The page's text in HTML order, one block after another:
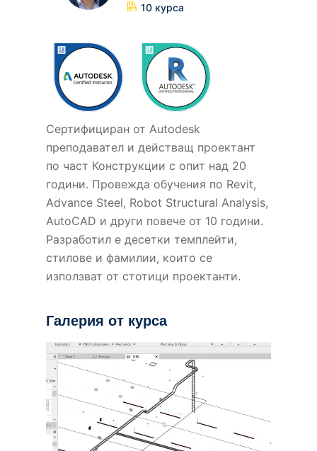
10 курса
Сертифициран от Autodesk
прeподавател и действащ проектант
по част Конструкции с опит над 20
години. Провежда обучения по Revit,
Advance Steel, Robot Structural Analysis,
AutoCAD и други повече от 10 години.
Разработил е десетки темплейти,
стилове и фамилии, които се
използват от стотици проектанти.
Галерия от курса